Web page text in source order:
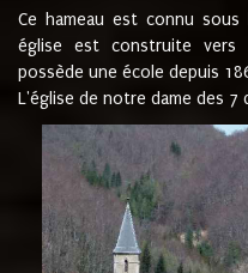
Ce hameau est connu
église est construite vers
possède une école depuis
L'église de notre dame des 7